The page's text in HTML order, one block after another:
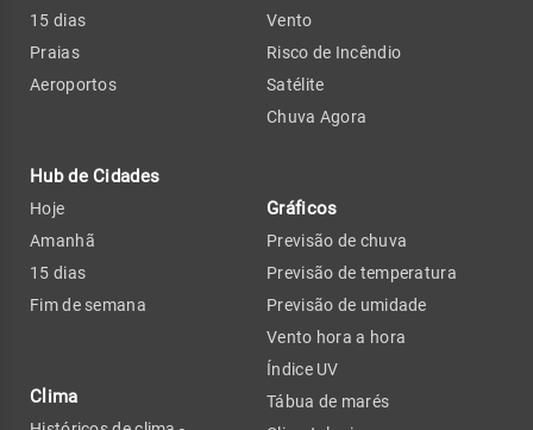
15 dias
Praias
Aeroportos
Hub de Cidades
Hoje
Amanhã
15 dias
Fim de semana
Clima
Vento
Risco de Incêndio
Satélite
Chuva Agora
Gráficos
Previsão de chuva
Previsão de temperatura
Previsão de umidade
Vento hora a hora
Índice UV
Tábua de marés